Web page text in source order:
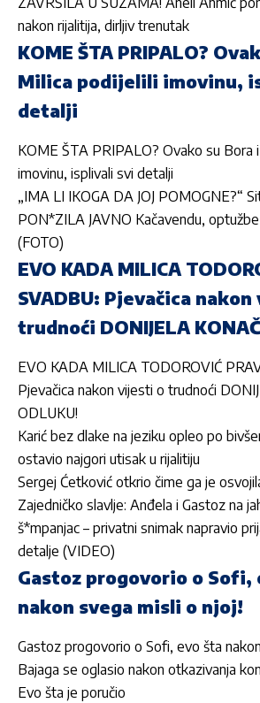
nakon rijalitija, dirljiv trenutak
KOME ŠTA PRIPALO?
Milica podijelili imovinu,
detalji
KOME ŠTA PRIPALO? Ovako su Bora
imovinu, isplivali svi detalji
„IMA LI IKOGA DA JOJ POMOGNE?“
PON*ZILA JAVNO Kačavendu,
(FOTO)
EVO KADA MILICA
SVADBU: Pjevačica
trudnoći DONIJELA
EVO KADA MILICA TODOROVIĆ
Pjevačica nakon vijesti o trudnoći
ODLUKU!
Karić bez dlake na jeziku opleo po
ostavio najgori utisak u rijalitiju
Sergej Ćetković otkrio čime ga je
Zajedničko slavlje: Anđela i Gastoz na
š*mpanjac – privatni snimak napravio
detalje (VIDEO)
Gastoz progovorio o Sofi,
nakon svega misli o njoj!
Gastoz progovorio o Sofi, evo šta
Bajaga se oglasio nakon otkazivanja
Evo šta je poručio